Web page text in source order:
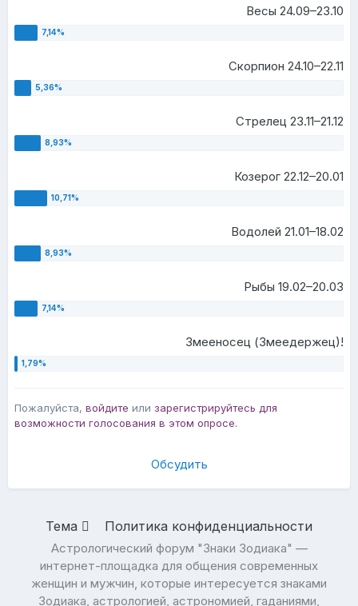
Весы 24.09–23.10
Скорпион 24.10–22.11
Стрелец 23.11–21.12
Козерог 22.12–20.01
Водолей 21.01–18.02
Рыбы 19.02–20.03
Змееносец (Змеедержец)!
Пожалуйста, войдите или зарегистрируйтесь для
возможности голосования в этом опросе.
Обсудить
Тема Политика конфиденциальности
Астрологический форум "Знаки Зодиака" —
интернет-площадка для общения современных
женщин и мужчин, которые интересуется знаками
Зодиака, астрологией, астрономией, гаданиями,